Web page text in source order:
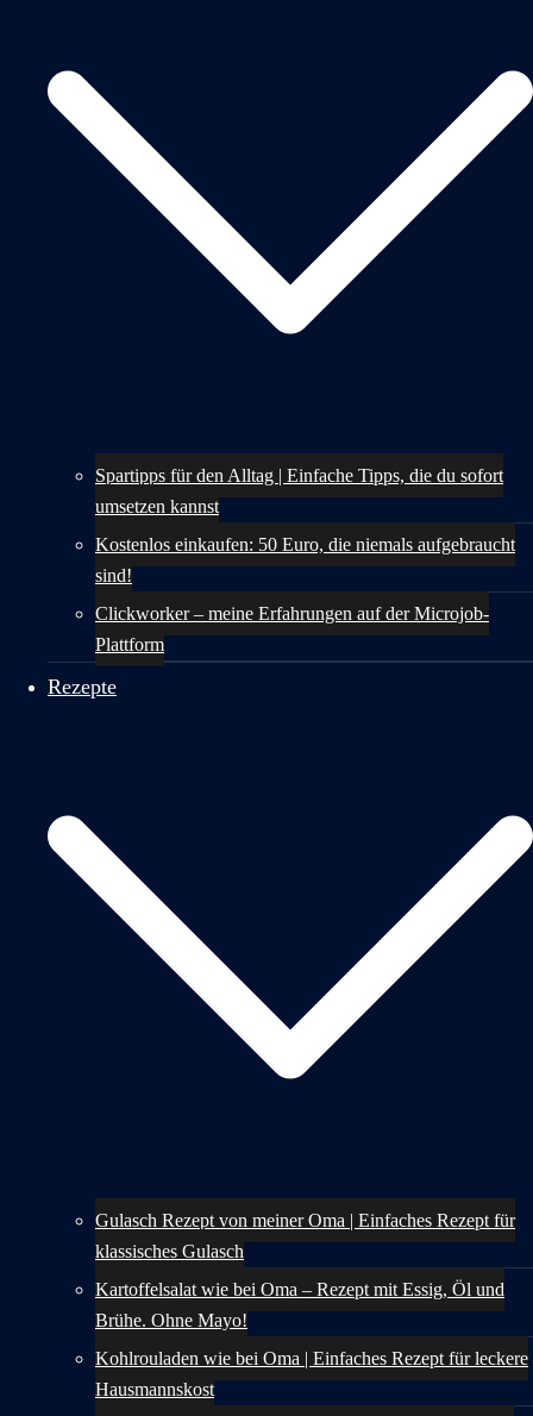
Spartipps für den Alltag | Einfache Tipps, die du sofort
umsetzen kannst
Kostenlos einkaufen: 50 Euro, die niemals aufgebraucht
sind!
Clickworker – meine Erfahrungen auf der Microjob-
Plattform
Rezepte
Gulasch Rezept von meiner Oma | Einfaches Rezept für
klassisches Gulasch
Kartoffelsalat wie bei Oma – Rezept mit Essig, Öl und
Brühe. Ohne Mayo!
Kohlrouladen wie bei Oma | Einfaches Rezept für leckere
Hausmannskost